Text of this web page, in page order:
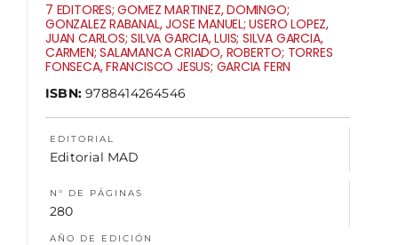
7 EDITORES; GOMEZ MARTINEZ, DOMINGO;
GONZALEZ RABANAL, JOSE MANUEL; USERO LOPEZ,
JUAN CARLOS; SILVA GARCIA, LUIS; SILVA GARCIA,
CARMEN; SALAMANCA CRIADO, ROBERTO; TORRES
FONSECA, FRANCISCO JESUS; GARCIA FERN
ISBN:9788414264546
EDITORIAL
Editorial MAD
N° DE PÁGINAS
280
AÑO DE EDICIÓN